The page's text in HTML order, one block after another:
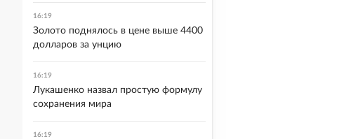
16:19
Золото поднялось в цене выше 4400
долларов за унцию
16:19
Лукашенко назвал простую формулу
сохранения мира
16:19